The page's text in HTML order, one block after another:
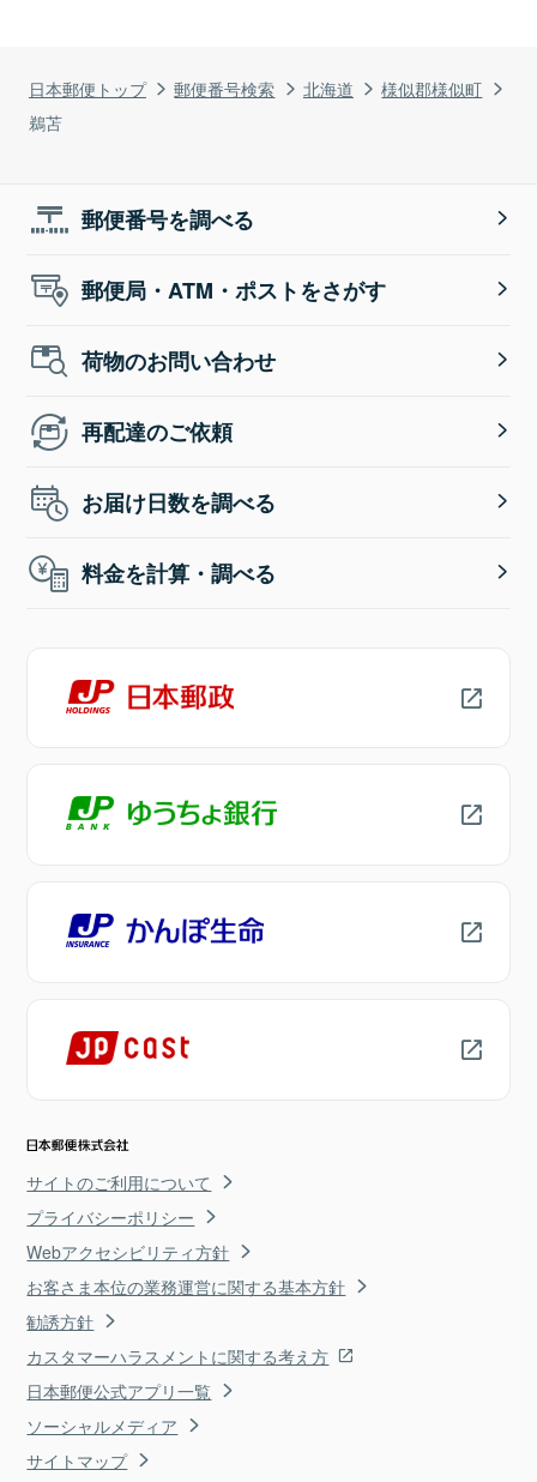
日本郵便トップ 郵便番号検索 北海道
様似郡様似町
鵜苫
郵便番号を調べる
郵便局・ATM・ポストをさがす
荷物のお問い合わせ
再配達のご依頼
お届け日数を調べる
料金を計算・調べる
サイトのご利用について
プライバシーポリシー
Webアクセシビリティ方針
お客さま本位の業務運営に関する基本方針
勧誘方針
カスタマーハラスメントに関する考え方
日本郵便公式アプリ一覧
ソーシャルメディア
サイトマップ